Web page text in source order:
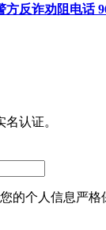
反诈劝阻电话
认证。
的个人信息严格